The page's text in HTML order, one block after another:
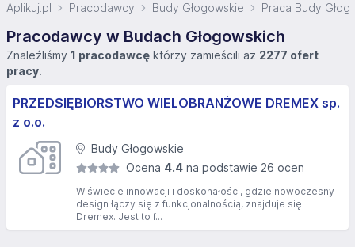
Aplikuj.pl Pracodawcy Budy Głogowskie Praca Budy
Pracodawcy w Budach Głogowskich
Znaleźliśmy 1 pracodawcę którzy zamieścili aż 2277 ofert
pracy.
PRZEDSIĘBIORSTWO WIELOBRANŻOWE DREMEX sp.
z o.o.
Budy Głogowskie
Ocena 4.4 na podstawie 26 ocen
W świecie innowacji i doskonałości, gdzie nowoczesny
design łączy się z funkcjonalnością, znajduje się
Dremex. Jest to f...